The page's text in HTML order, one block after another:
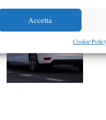
Accetta
Cookie